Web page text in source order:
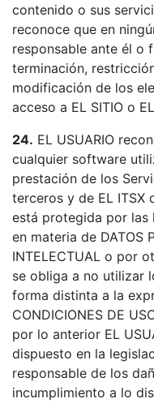
contenido o sus
reconoce que en
responsable ante él o
terminación,
modificación de los
acceso a EL SITIO o
24. EL USUARIO
cualquier software
prestación de los
terceros y de EL ITSX
está protegida por las
en materia de DATOS
INTELECTUAL o por
se obliga a no utilizar
forma distinta a la
CONDICIONES DE
por lo anterior EL
dispuesto en la
responsable de los
incumplimiento a lo